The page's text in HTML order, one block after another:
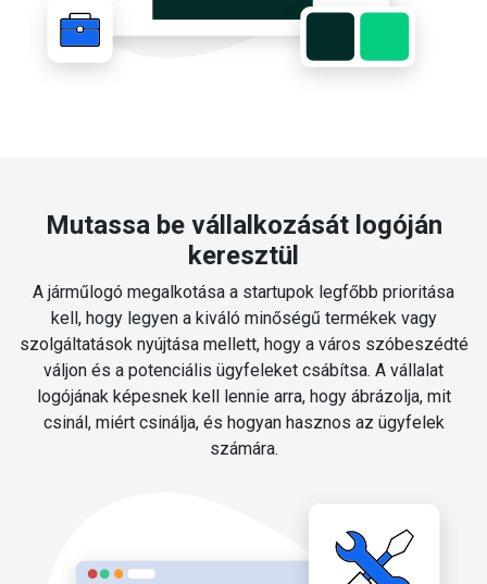
Mutassa be vállalkozását logóján
keresztül
A járműlogó megalkotása a startupok legfőbb prioritása
kell, hogy legyen a kiváló minőségű termékek vagy
szolgáltatások nyújtása mellett, hogy a város szóbeszédté
váljon és a potenciális ügyfeleket csábítsa. A vállalat
logójának képesnek kell lennie arra, hogy ábrázolja, mit
csinál, miért csinálja, és hogyan hasznos az ügyfelek
számára.